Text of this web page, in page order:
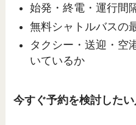
始発・終電・運行間
無料シャトルバスの
タクシー・送迎・空
いているか
今すぐ予約を検討したい